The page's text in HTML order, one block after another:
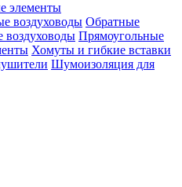
элементы
воздуховоды Обратные
воздуховоды Прямоугольные
Хомуты и гибкие вставки
Шумоизоляция для